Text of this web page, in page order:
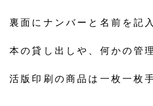
裏面にナンバーと名前を記
本の貸し出しや、何かの管
活版印刷の商品は一枚一枚